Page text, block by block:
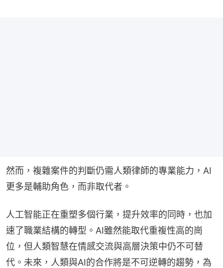
然而，複雜案件的判斷仍需人類律師的專業能力，AI
更多是輔助角色，而非取代者。
人工智能正在重塑多個行業，提升效率的同時，也加
速了職業結構的轉型。AI雖然能取代重複性高的崗
位，但人類智慧在情感交流與高層決策中仍不可替
代。未來，人類與AI的合作將是不可逆轉的趨勢，為